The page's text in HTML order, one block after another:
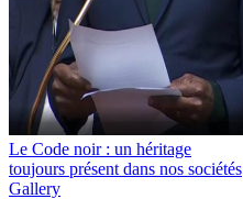
Le Code noir : un héritage
toujours présent dans nos sociétés
Gallery